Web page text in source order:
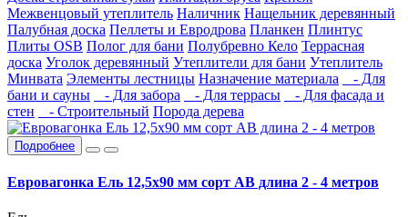
Межвенцовый утеплитель Наличник Нащельник деревянный
Палубная доска Пеллеты и Евродрова Планкен Плинтус
Плиты OSB Полог для бани Полубревно Кело Террасная
доска Уголок деревянный Утеплители для бани Утеплитель
Минвата Элементы лестницы Назначение материала
- Для
бани и сауны
- Для забора - Для террасы
- Для фасада и
стен
- Строительный Порода дерева
Подробнее
Евровагонка Ель 12,5х90 мм сорт АВ длина 2 - 4 метров